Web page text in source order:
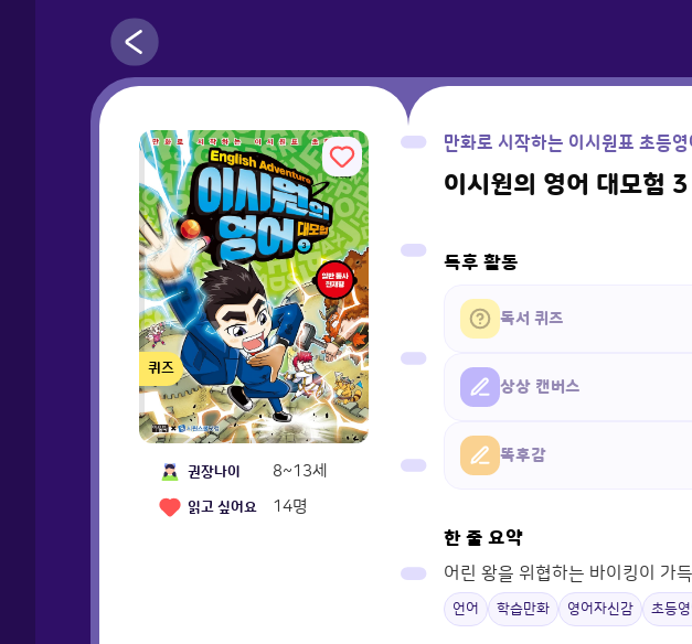
퀴즈
권장나이 8~13세
읽고 싶어요 14명
만화로 시작하는 이시원표 초등영
이시원의 영어 대모험 3
독후 활동
독서 퀴즈
상상 캔버스
똑후감
한 줄 요약
어린 왕을 위협하는 바이킹이 가
언어 학습만화 영어자신감 초등영